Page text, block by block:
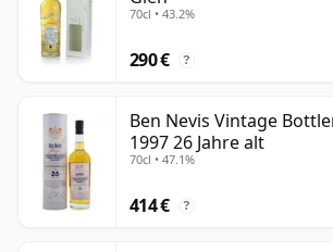
70cl • 43.2%
290 € ?
Ben Nevis Vintage
1997 26 Jahre alt
70cl • 47.1%
414 € ?